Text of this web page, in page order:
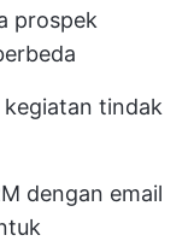
prospek
tindak
dengan email